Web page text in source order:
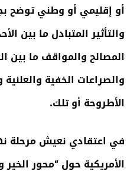
أو إقليمي أو وطني توضح
والتأثير المتبادل ما بين
المصالح والمواقف ما بين
والصراعات الخفية
الأطروحة أو تلك.
في اعتقادي نعيش مرحلة
الأمريكية حول “محور